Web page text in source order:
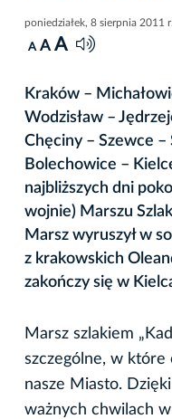
poniedziałek, 8 sierpnia 2011 r.
A A A
Kraków –
Wodzisław –
Chęciny – Szewce
Bolechowice –
najbliższych dni
wojnie) Marszu
Marsz wyruszył w
z krakowskich
zakończy się w
Marsz szlakiem
szczególne, w które
nasze Miasto.
ważnych chwilach